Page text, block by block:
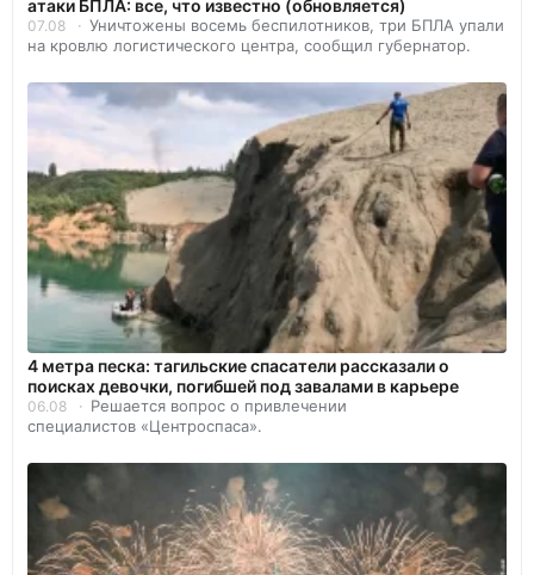
атаки БПЛА: все, что известно (обновляется)
07.08
Уничтожены восемь беспилотников, три БПЛА упали
на кровлю логистического центра, сообщил губернатор.
4 метра песка: тагильские спасатели рассказали о
поисках девочки, погибшей под завалами в карьере
06.08
Решается вопрос о привлечении
специалистов «Центроспаса».